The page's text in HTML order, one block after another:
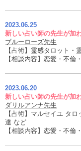
2023.06.25
新しい占い師の先生が加
ブルーローズ先生
【占術】霊感タロット・
【相談内容】恋愛・不倫
2023.06.20
新しい占い師の先生が加
ダリルアンナ先生
【占術】マルセイユ タ
達 など
【相談内容】恋愛・不倫